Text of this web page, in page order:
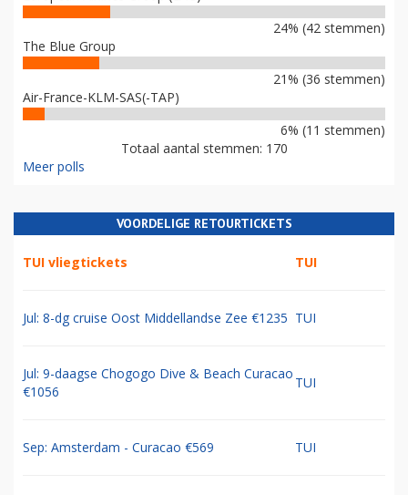
24% (42 stemmen)
The Blue Group
21% (36 stemmen)
Air-France-KLM-SAS(-TAP)
6% (11 stemmen)
Totaal aantal stemmen: 170
Meer polls
VOORDELIGE RETOURTICKETS
TUI vliegtickets TUI
Jul: 8-dg cruise Oost Middellandse Zee €1235 TUI
Jul: 9-daagse Chogogo Dive & Beach Curacao
€1056
TUI
Sep: Amsterdam - Curacao €569 TUI